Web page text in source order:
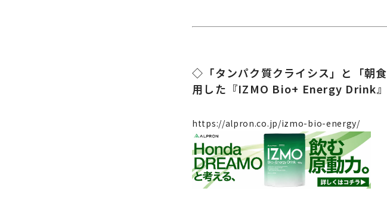
◇「タンパク質クライシス」と「朝
用した『IZMO Bio+ Energy Drink』
https://alpron.co.jp/izmo-bio-energy/